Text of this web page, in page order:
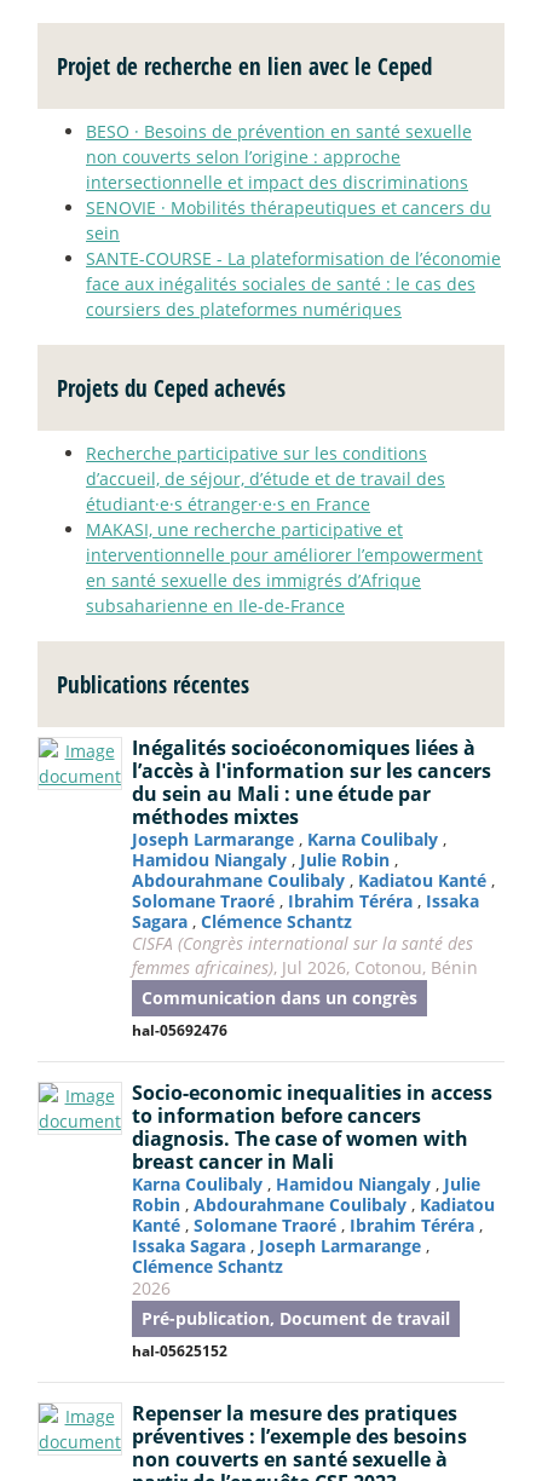
Projet de recherche en lien avec le Ceped
BESO · Besoins de prévention en santé sexuelle
non couverts selon l’origine : approche
intersectionnelle et impact des discriminations
SENOVIE · Mobilités thérapeutiques et cancers du
sein
SANTE-COURSE - La plateformisation de l’économie
face aux inégalités sociales de santé : le cas des
coursiers des plateformes numériques
Projets du Ceped achevés
Recherche participative sur les conditions
d’accueil, de séjour, d’étude et de travail des
étudiant·e·s étranger·e·s en France
MAKASI, une recherche participative et
interventionnelle pour améliorer l’empowerment
en santé sexuelle des immigrés d’Afrique
subsaharienne en Ile-de-France
Publications récentes
Inégalités socioéconomiques liées à
l’accès à l'information sur les cancers
du sein au Mali : une étude par
méthodes mixtes
Joseph Larmarange , Karna Coulibaly ,
Hamidou Niangaly , Julie Robin ,
Abdourahmane Coulibaly , Kadiatou Kanté ,
Solomane Traoré , Ibrahim Téréra , Issaka
Sagara , Clémence Schantz
CISFA (Congrès international sur la santé des
femmes africaines), Jul 2026, Cotonou, Bénin
Communication dans un congrès
hal-05692476
Socio-economic inequalities in access
to information before cancers
diagnosis. The case of women with
breast cancer in Mali
Karna Coulibaly , Hamidou Niangaly , Julie
Robin , Abdourahmane Coulibaly , Kadiatou
Kanté , Solomane Traoré , Ibrahim Téréra ,
Issaka Sagara , Joseph Larmarange ,
Clémence Schantz
2026
Pré-publication, Document de travail
hal-05625152
Repenser la mesure des pratiques
préventives : l’exemple des besoins
non couverts en santé sexuelle à